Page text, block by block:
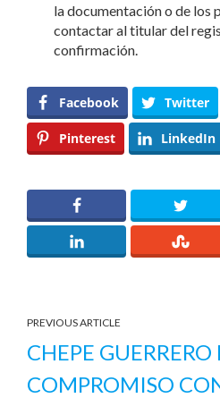
la documentación o de los
contactar al titular del
confirmación.
Facebook Twitter
Pinterest LinkedIn
PREVIOUS ARTICLE
CHEPE
COMPROMISO